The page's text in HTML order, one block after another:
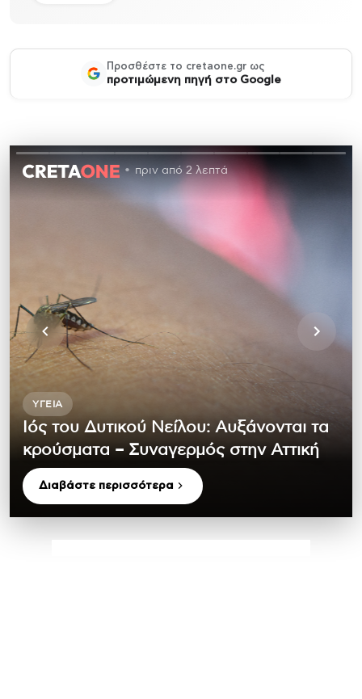
Προσθέστε το cretaone.gr ως
προτιμώμενη πηγή στο Google
πριν από 2 λεπτά
ΥΓΕΊΑ
Ιός του Δυτικού Νείλου: Αυξάνονται τα
κρούσματα – Συναγερμός στην Αττική
Διαβάστε περισσότερα